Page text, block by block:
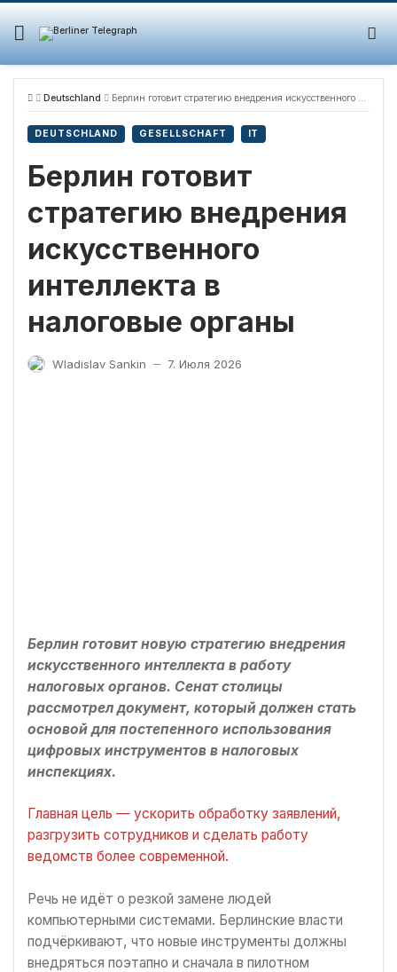
Skip
content
Deutschland Берлин готовит стратегию внедрения искусственного интеллекта в налоговые органы
DEUTSCHLAND GESELLSCHAFT IT
Берлин готовит
стратегию внедрения
искусственного
интеллекта в
налоговые органы
Wladislav Sankin — 7. Июля 2026
Берлин готовит новую стратегию внедрения
искусственного интеллекта в работу
налоговых органов. Сенат столицы
рассмотрел документ, который должен стать
основой для постепенного использования
цифровых инструментов в налоговых
инспекциях.
Главная цель — ускорить обработку заявлений,
разгрузить сотрудников и сделать работу
ведомств более современной.
Речь не идёт о резкой замене людей
компьютерными системами. Берлинские власти
подчёркивают, что новые инструменты должны
внедряться поэтапно и сначала в пилотном